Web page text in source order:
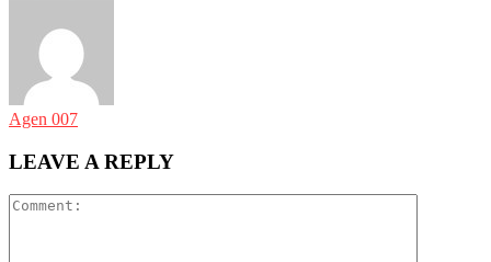
Agen 007
LEAVE A REPLY